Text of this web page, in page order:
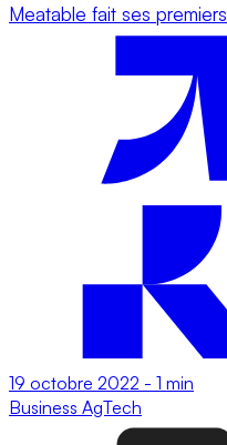
Meatable fait ses
19 octobre 2022 - 1 min
Business AgTech